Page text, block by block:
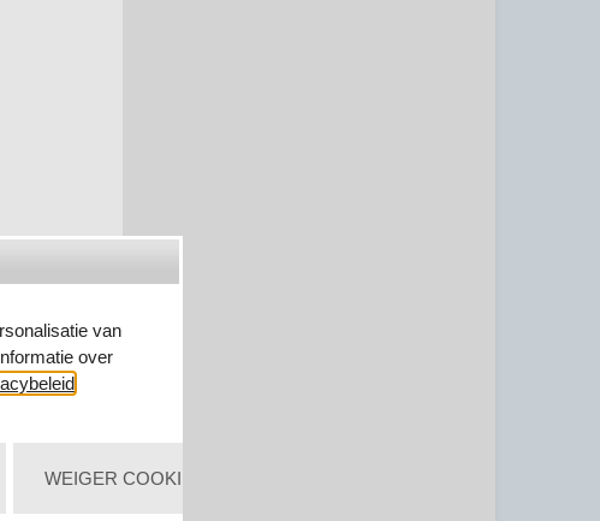
van
over
WEIGER COOKIES